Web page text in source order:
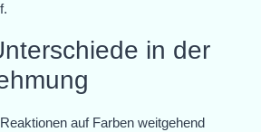
in der
auf Farben weitgehend